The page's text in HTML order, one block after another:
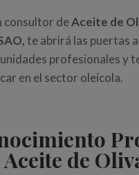
consultor deAceite de
te abrirá las puertas
profesionales y
en el sector oleícola.
de